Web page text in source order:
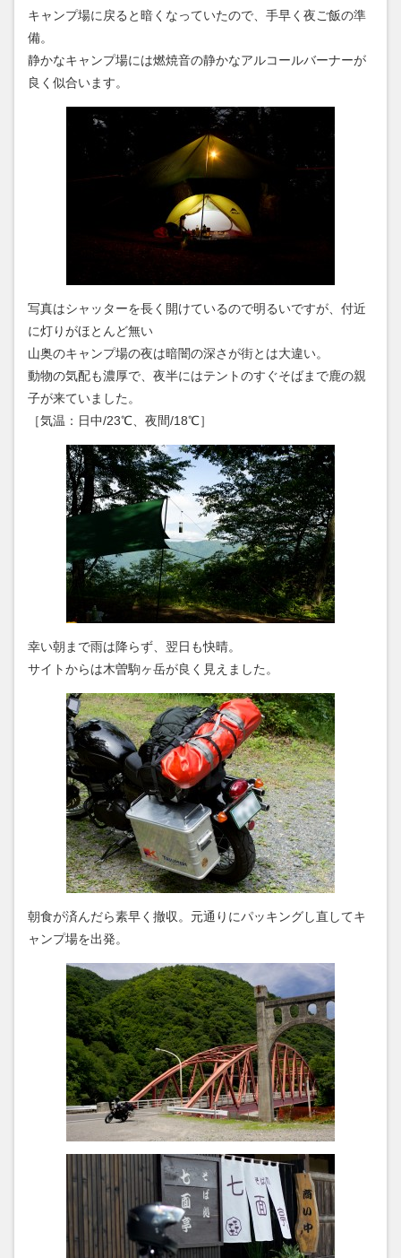
キャンプ場に戻ると暗くなっていたので、手早く夜ご飯の準
備。
静かなキャンプ場には燃焼音の静かなアルコールバーナーが
良く似合います。
写真はシャッターを長く開けているので明るいですが、付近
に灯りがほとんど無い
山奥のキャンプ場の夜は暗闇の深さが街とは大違い。
動物の気配も濃厚で、夜半にはテントのすぐそばまで鹿の親
子が来ていました。
［気温：日中/23℃、夜間/18℃］
幸い朝まで雨は降らず、翌日も快晴。
サイトからは木曽駒ヶ岳が良く見えました。
朝食が済んだら素早く撤収。元通りにパッキングし直してキ
ャンプ場を出発。